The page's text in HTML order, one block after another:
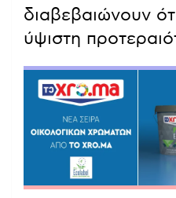
διαβεβαιώνουν
ύψιστη